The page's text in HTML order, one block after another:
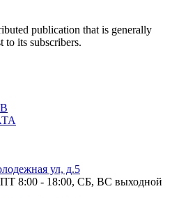
publication that is generally
to its subscribers.
ул, д.5
8:00 - 18:00, СБ, ВС выходной